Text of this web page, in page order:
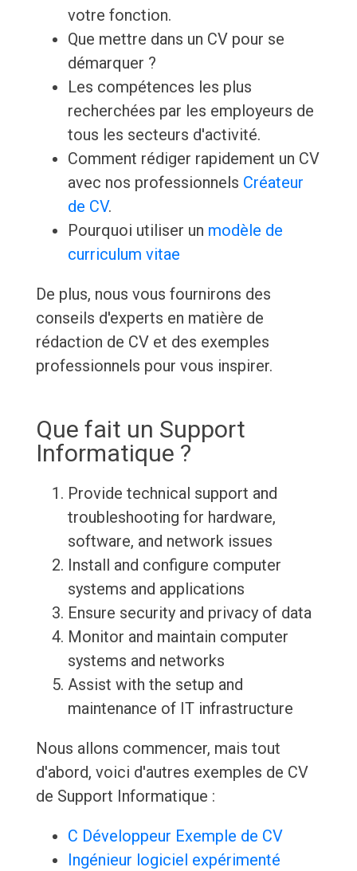
votre fonction.
Que mettre dans un CV pour se
démarquer ?
Les compétences les plus
recherchées par les employeurs de
tous les secteurs d'activité.
Comment rédiger rapidement un CV
avec nos professionnels Créateur
de CV.
Pourquoi utiliser un modèle de
curriculum vitae
De plus, nous vous fournirons des
conseils d'experts en matière de
rédaction de CV et des exemples
professionnels pour vous inspirer.
Que fait un Support
Informatique ?
Provide technical support and
troubleshooting for hardware,
software, and network issues
Install and configure computer
systems and applications
Ensure security and privacy of data
Monitor and maintain computer
systems and networks
Assist with the setup and
maintenance of IT infrastructure
Nous allons commencer, mais tout
d'abord, voici d'autres exemples de CV
de Support Informatique :
C Développeur Exemple de CV
Ingénieur logiciel expérimenté